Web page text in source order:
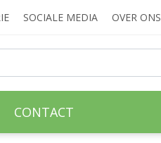
SOCIALE MEDIA OVER ONS
CONTACT